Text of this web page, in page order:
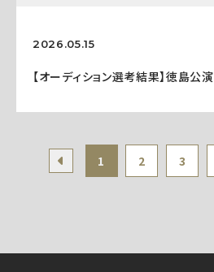
2026.05.15
【オーディション選考結果】徳島公演
1 2 3